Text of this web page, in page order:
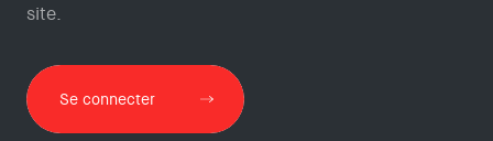
site.
Se connecter